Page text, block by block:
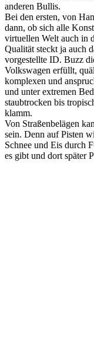
anderen Bullis.
Bei den ersten, von
dann, ob sich alle
virtuellen Welt auch in
Qualität steckt ja auch
vorgestellte ID. Buzz
Volkswagen erfüllt,
komplexen und
und unter extremen
staubtrocken bis
klamm.
Von Straßenbelägen
sein. Denn auf Pisten
Schnee und Eis durch
es gibt und dort später